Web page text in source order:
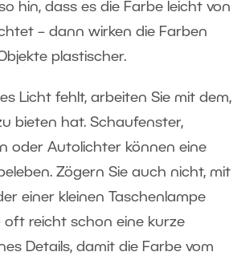
hin, dass es die Farbe leicht von
– dann wirken die Farben
plastischer.
Licht fehlt, arbeiten Sie mit dem,
bieten hat. Schaufenster,
oder Autolichter können eine
Zögern Sie auch nicht, mit
einer kleinen Taschenlampe
oft reicht schon eine kurze
Details, damit die Farbe vom